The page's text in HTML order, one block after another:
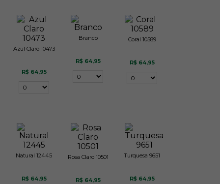
Azul Claro 10473
R$ 64,95
Branco
R$ 64,95
Coral 10589
R$ 64,95
Natural 12445
R$ 64,95
Rosa Claro 10501
R$ 64,95
Turquesa 9651
R$ 64,95